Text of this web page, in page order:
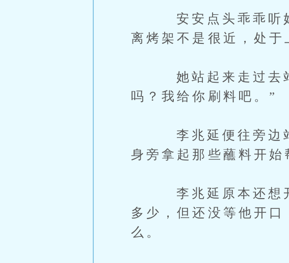
安安点头乖乖听妈
离烤架不是很近，处于
她站起来走过去站
吗？我给你刷料吧。”
李兆延便往旁边站
身旁拿起那些蘸料开始
李兆延原本还想开
多少，但还没等他开
么。